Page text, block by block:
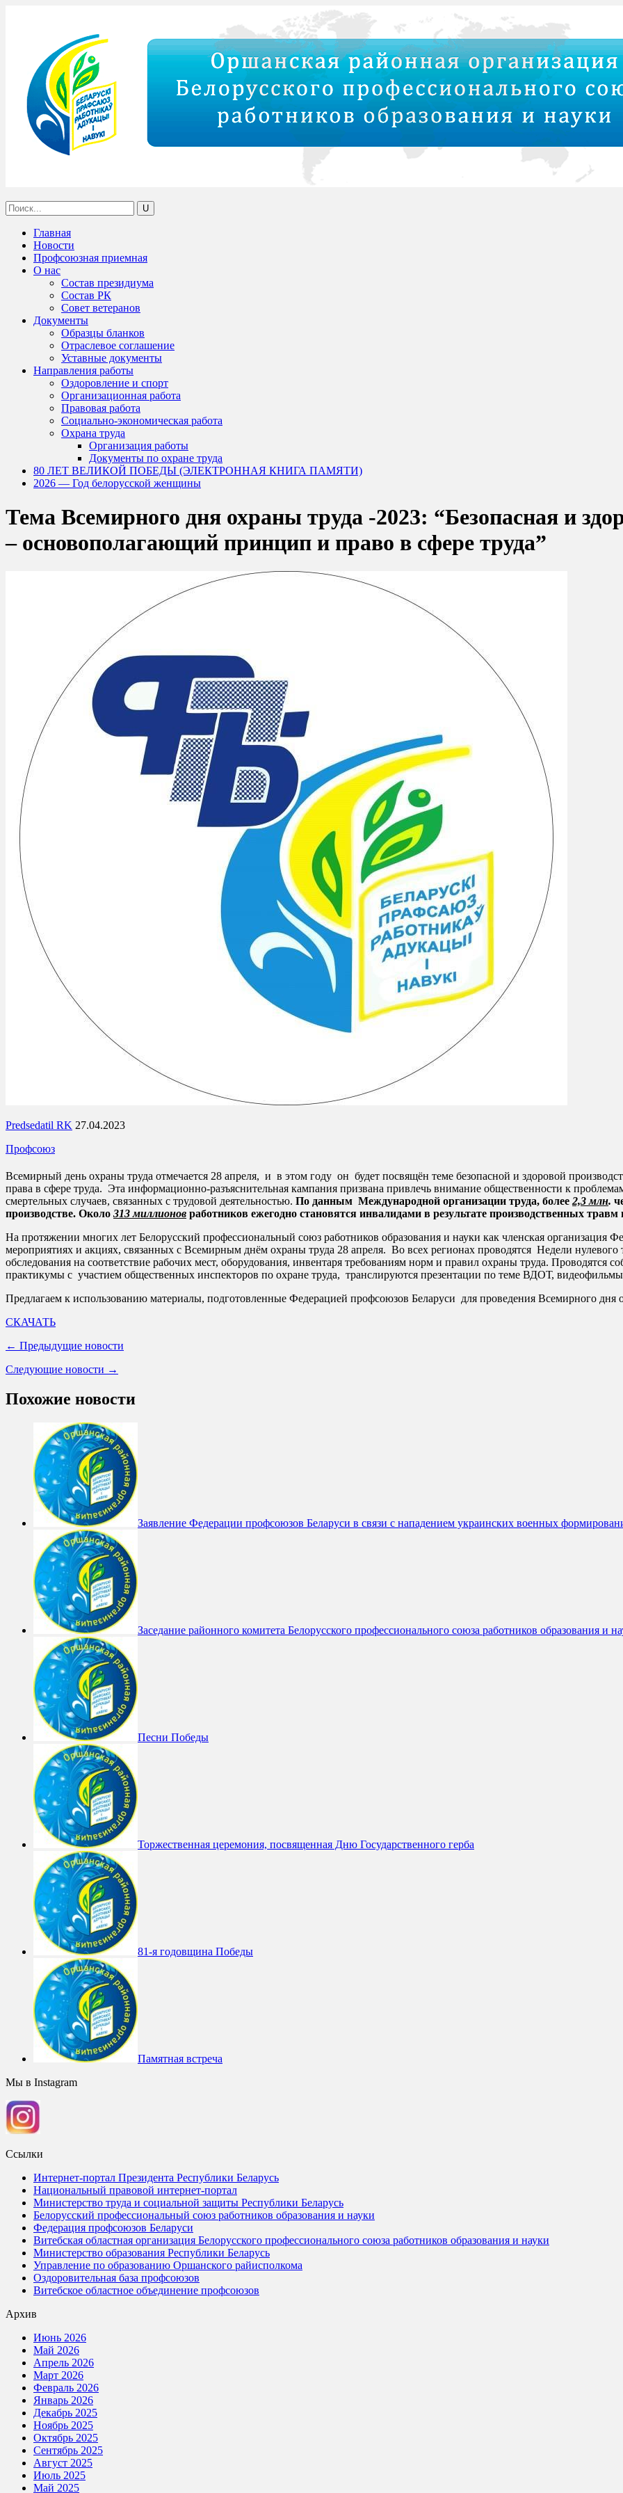
Главная
Новости
Профсоюзная приемная
О нас
Состав президиума
Состав РК
Совет ветеранов
Документы
Образцы бланков
Отраслевое соглашение
Уставные документы
Направления работы
Оздоровление и спорт
Организационная работа
Правовая работа
Социально-экономическая работа
Охрана труда
Организация работы
Документы по охране труда
80 ЛЕТ ВЕЛИКОЙ ПОБЕДЫ (ЭЛЕКТРОННАЯ КНИГА ПАМЯТИ)
2026 — Год белорусской женщины
Тема Всемирного дня охраны труда -2023: “Безопасная и
– основополагающий принцип и право в сфере труда”
Predsedatil RK 27.04.2023
Профсоюз
Всемирный день охраны труда отмечается 28 апреля, и в этом году он будет посвящён теме безопасной и здоровой
права в сфере труда. Эта информационно-разъяснительная кампания призвана привлечь внимание общественности к
смертельных случаев, связанных с трудовой деятельностью. По данным Международной организации труда, более 2,3 млн.
производстве. Около 313 миллионов работников ежегодно становятся инвалидами в результате производственных
На протяжении многих лет Белорусский профессиональный союз работников образования и науки как членская организация
мероприятиях и акциях, связанных с Всемирным днём охраны труда 28 апреля. Во всех регионах проводятся Недели нулевого
обследования на соответствие рабочих мест, оборудования, инвентаря требованиям норм и правил охраны труда. Проводятся
практикумы с участием общественных инспекторов по охране труда, транслируются презентации по теме ВДОТ,
Предлагаем к использованию материалы, подготовленные Федерацией профсоюзов Беларуси для проведения Всемирного дня
СКАЧАТЬ
← Предыдущие новости
Следующие новости →
Похожие новости
Заявление Федерации профсоюзов Беларуси в связи с нападением украинских военных
Заседание районного комитета Белорусского профессионального союза работников образования и
Песни Победы
Торжественная церемония, посвященная Дню Государственного герба
81-я годовщина Победы
Памятная встреча
Мы в Instagram
Ссылки
Интернет-портал Президента Республики Беларусь
Национальный правовой интернет-портал
Министерство труда и социальной защиты Республики Беларусь
Белорусский профессиональный союз работников образования и науки
Федерация профсоюзов Беларуси
Витебская областная организация Белорусского профессионального союза работников образования и науки
Министерство образования Республики Беларусь
Управление по образованию Оршанского райисполкома
Оздоровительная база профсоюзов
Витебское областное объединение профсоюзов
Архив
Июнь 2026
Май 2026
Апрель 2026
Март 2026
Февраль 2026
Январь 2026
Декабрь 2025
Ноябрь 2025
Октябрь 2025
Сентябрь 2025
Август 2025
Июль 2025
Май 2025